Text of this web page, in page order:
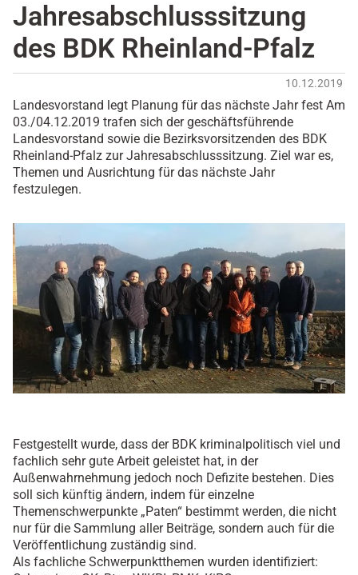
Jahresabschlusssitzung
des BDK Rheinland-Pfalz
10.12.2019
Landesvorstand legt Planung für das nächste Jahr fest Am
03./04.12.2019 trafen sich der geschäftsführende
Landesvorstand sowie die Bezirksvorsitzenden des BDK
Rheinland-Pfalz zur Jahresabschlusssitzung. Ziel war es,
Themen und Ausrichtung für das nächste Jahr
festzulegen.
Festgestellt wurde, dass der BDK kriminalpolitisch viel und
fachlich sehr gute Arbeit geleistet hat, in der
Außenwahrnehmung jedoch noch Defizite bestehen. Dies
soll sich künftig ändern, indem für einzelne
Themenschwerpunkte „Paten“ bestimmt werden, die nicht
nur für die Sammlung aller Beiträge, sondern auch für die
Veröffentlichung zuständig sind.
Als fachliche Schwerpunktthemen wurden identifiziert: